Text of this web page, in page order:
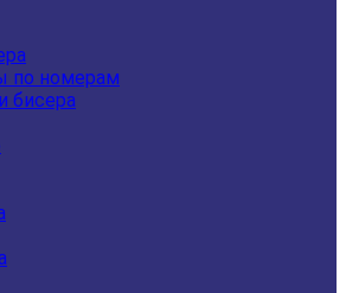
по номерам
бисера